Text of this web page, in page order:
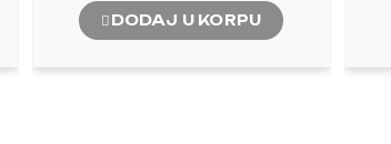
DODAJ U KORPU